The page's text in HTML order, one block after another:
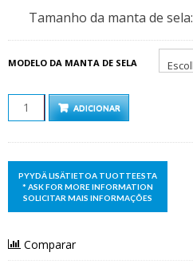
Tamanho da manta de sela:
MODELO DA MANTA DE SELA
QUANTIDADE
ADICIONAR
Comparar